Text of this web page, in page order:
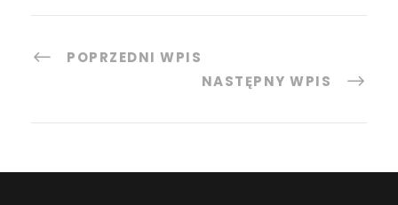
POPRZEDNI WPIS
NASTĘPNY WPIS